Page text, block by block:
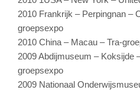
2010 Frankrijk – Perpingnan –
groepsexpo
2010 China – Macau – Tra-
2009 Abdijmuseum – Koksijde
groepsexpo
2009 Nationaal